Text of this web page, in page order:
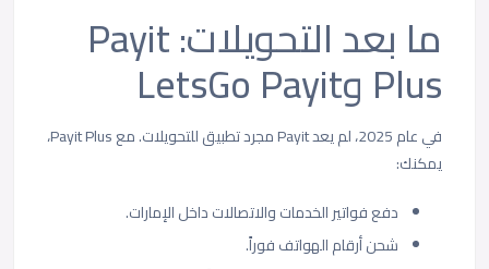
ما بعد التحويلات: Payit
Plus وLetsGo Payit
في عام 2025، لم يعد Payit مجرد تطبيق للتحويلات. مع Payit Plus،
يمكنك:
دفع فواتير الخدمات والاتصالات داخل الإمارات.
شحن أرقام الهواتف فوراً.